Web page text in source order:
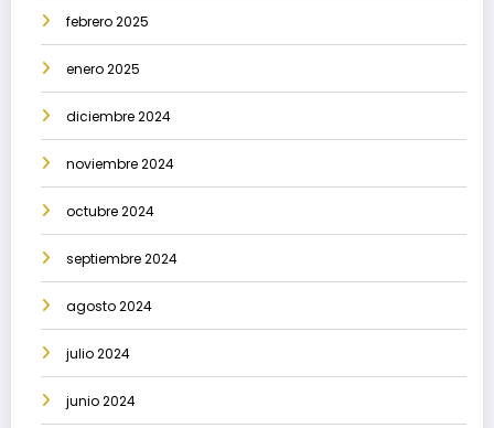
febrero 2025
enero 2025
diciembre 2024
noviembre 2024
octubre 2024
septiembre 2024
agosto 2024
julio 2024
junio 2024